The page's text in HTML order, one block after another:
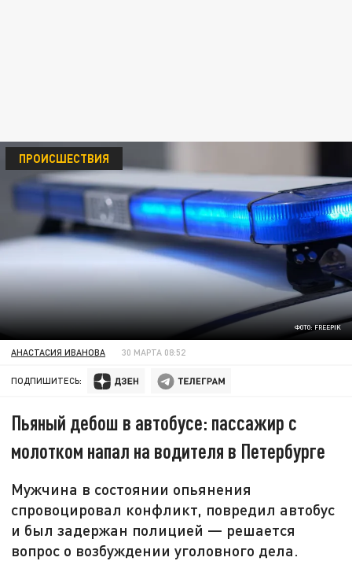
ФОТО: FREEPIK
ПРОИСШЕСТВИЯ
АНАСТАСИЯ ИВАНОВА 30 МАРТА 08:52
ПОДПИШИТЕСЬ:
Пьяный дебош в автобусе: пассажир с
молотком напал на водителя в Петербурге
Мужчина в состоянии опьянения
спровоцировал конфликт, повредил автобус
и был задержан полицией — решается
вопрос о возбуждении уголовного дела.